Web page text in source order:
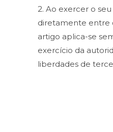
2. Ao exercer o
diretamente entre
artigo aplica-se
exercício da
liberdades de